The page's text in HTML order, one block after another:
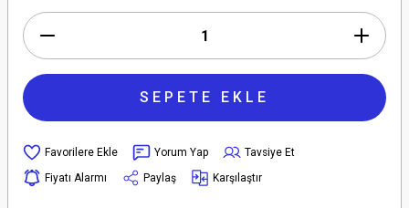
SEPETE EKLE
Yorum Yap
Tavsiye Et
Fiyatı Alarmı
Paylaş Karşılaştır